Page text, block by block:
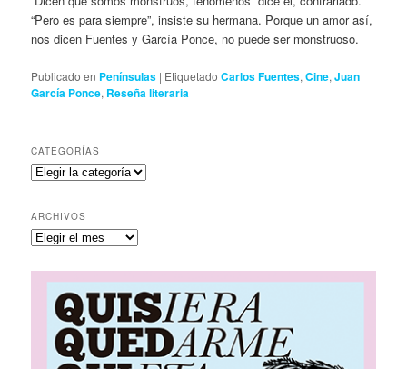
“Pero es para siempre”, insiste su hermana. Porque un amor así,
nos dicen Fuentes y García Ponce, no puede ser monstruoso.
Publicado en Penínsulas | Etiquetado Carlos Fuentes,Cine,Juan
García Ponce, Reseña literaria
CATEGORÍAS
Categorías
ARCHIVOS
Archivos